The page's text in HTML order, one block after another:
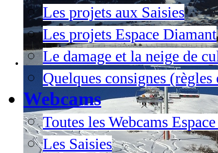
Les projets aux Saisies
Les projets Espace Diamant
Le damage et la neige de
Quelques consignes (règles
Webcams
Toutes les Webcams
Les Saisies